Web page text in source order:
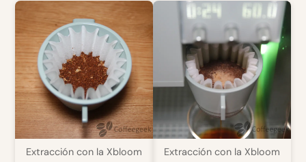
Extracción con la Xbloom
Extracción con la Xbloom